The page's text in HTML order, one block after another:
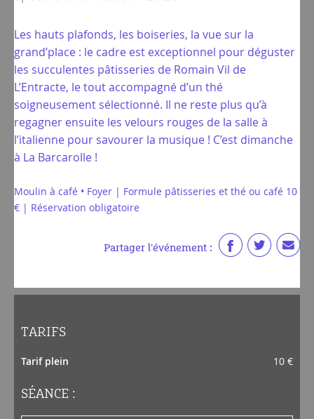
Les hauts plafonds, les boiseries, la vue sur la
grand’place : le cadre est exceptionnel pour déguster
les succulentes pâtisseries de Romain Vil de
L’Entracte, le tout accompagné d’un thé
soigneusement sélectionné. Il ne reste plus qu’à
regagner ensuite les velours rouges de la salle à
l’italienne pour savourer la musique ! C’est dimanche
à La Barcarolle !
Moulin à café • Foyer | Formule pâtisseries et thé ou café 10
€ | Réservation obligatoire
Partager l'événement :
TARIFS
Tarif plein 10 €
SÉANCE :